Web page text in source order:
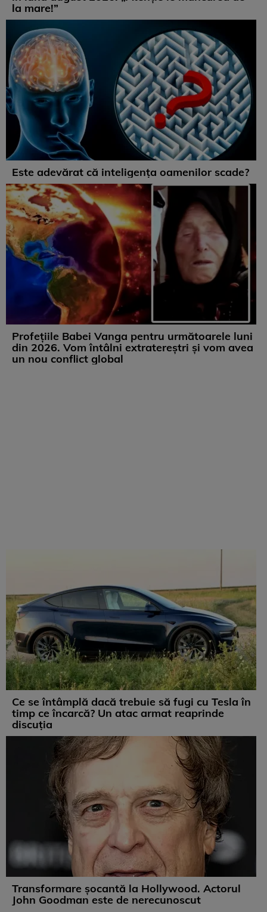
la mare!”
Este adevărat că inteligența oamenilor scade?
Profețiile Babei Vanga pentru următoarele luni
din 2026. Vom întâlni extratereștri și vom avea
un nou conflict global
Ce se întâmplă dacă trebuie să fugi cu Tesla în
timp ce încarcă? Un atac armat reaprinde
discuția
Transformare șocantă la Hollywood. Actorul
John Goodman este de nerecunoscut